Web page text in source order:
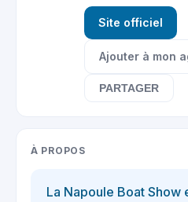
Site officiel
Ajouter à mon
PARTAGER
À PROPOS
La Napoule Boat Show